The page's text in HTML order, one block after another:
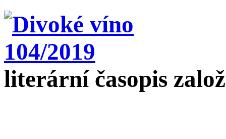
literární časopis